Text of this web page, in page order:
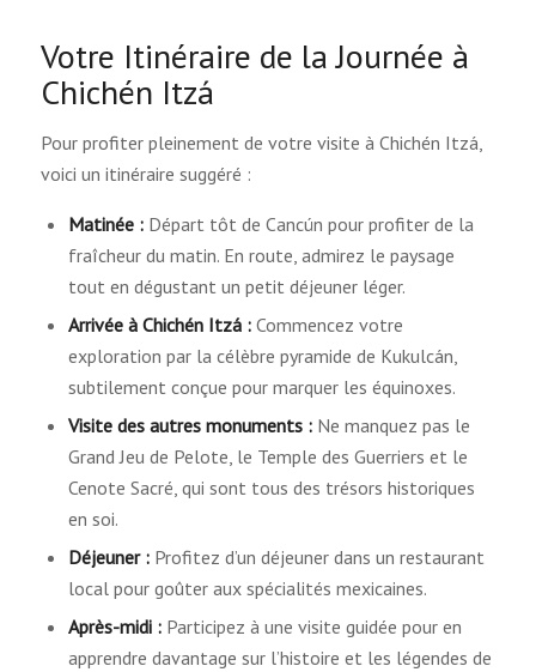
Votre Itinéraire de la Journée à
Chichén Itzá
Pour profiter pleinement de votre visite à Chichén Itzá,
voici un itinéraire suggéré :
Matinée :Départ tôt de Cancún pour profiter de la
fraîcheur du matin. En route, admirez le paysage
tout en dégustant un petit déjeuner léger.
Arrivée à Chichén Itzá :Commencez votre
exploration par la célèbre pyramide de Kukulcán,
subtilement conçue pour marquer les équinoxes.
Visite des autres monuments :Ne manquez pas le
Grand Jeu de Pelote, le Temple des Guerriers et le
Cenote Sacré, qui sont tous des trésors historiques
en soi.
Déjeuner :Profitez d’un déjeuner dans un restaurant
local pour goûter aux spécialités mexicaines.
Après-midi :Participez à une visite guidée pour en
apprendre davantage sur l’histoire et les légendes de